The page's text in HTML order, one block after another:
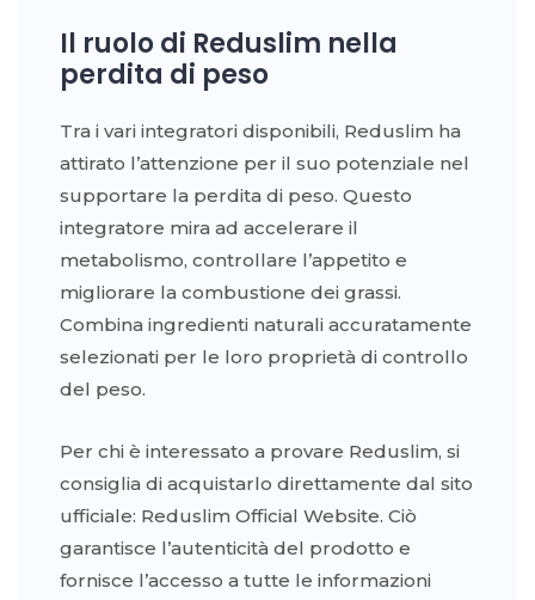
Il ruolo di Reduslim nella
perdita di peso
Tra i vari integratori disponibili, Reduslim ha
attirato l’attenzione per il suo potenziale nel
supportare la perdita di peso. Questo
integratore mira ad accelerare il
metabolismo, controllare l’appetito e
migliorare la combustione dei grassi.
Combina ingredienti naturali accuratamente
selezionati per le loro proprietà di controllo
del peso.
Per chi è interessato a provare Reduslim, si
consiglia di acquistarlo direttamente dal sito
ufficiale: Reduslim Official Website. Ciò
garantisce l’autenticità del prodotto e
fornisce l’accesso a tutte le informazioni